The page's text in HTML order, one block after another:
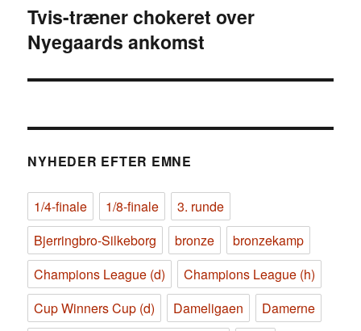
Næste
indlæg:
Tvis-træner chokeret over
Nyegaards ankomst
NYHEDER EFTER EMNE
1/4-finale 1/8-finale
3. runde
Bjerringbro-Silkeborg
bronze
bronzekamp
Champions League (d)
Champions League (h)
Cup Winners Cup (d)
Dameligaen
Damerne